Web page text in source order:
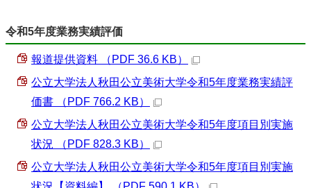
令和5年度業務実績評価
報道提供資料 （PDF 36.6 KB）
公立大学法人秋田公立美術大学令和5年度業務実績評
価書 （PDF 766.2 KB）
公立大学法人秋田公立美術大学令和5年度項目別実施
状況 （PDF 828.3 KB）
公立大学法人秋田公立美術大学令和5年度項目別実施